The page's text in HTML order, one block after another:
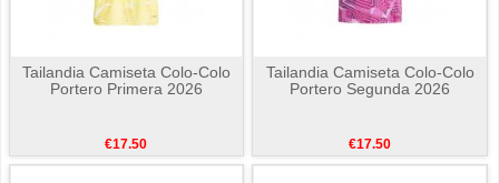
Tailandia Camiseta Colo-Colo
Portero Primera 2026
€17.50
Tailandia Camiseta Colo-Colo
Portero Segunda 2026
€17.50